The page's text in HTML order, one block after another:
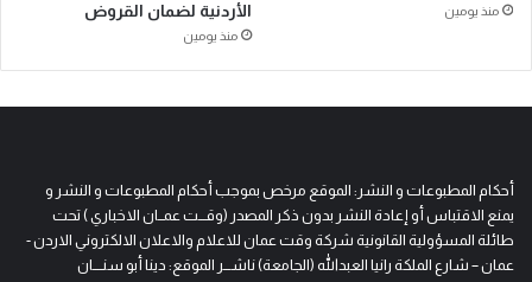
منذ يومين
الأردنية لضمان القروض
منذ يومين
أحكام المطبوعات و النشر: الموقع مرخص بموجب أحكام المطبوعات و النشر و
يمنع الاقتباس أو إعادة النشر بدون ذكر المصدر (وقـــت عمــان الاخباري ) تحت
طائلة المسؤولية القانونية شركة وقت عمان للاعلام والاعلان الالكتروني الاردن -
عمان – شارع الملكة رانيا العبدالله (الجامعة) ناشـــر الموقع: دينا أبو سنــــان